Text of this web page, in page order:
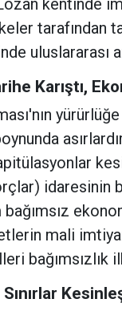
kentinde
tarafından
uluslararası
Karıştı,
idaresinin
mali
bağımsızlık
Sınırlar